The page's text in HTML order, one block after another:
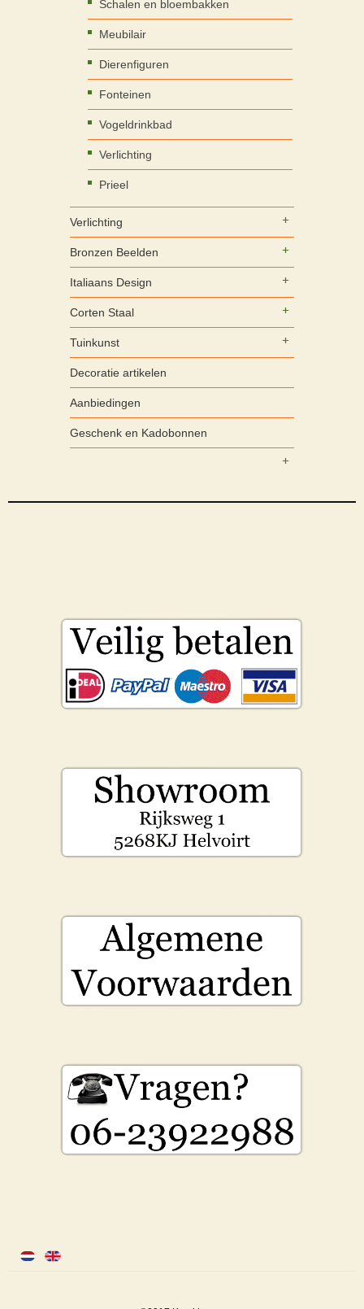
Schalen en bloembakken
Meubilair
Dierenfiguren
Fonteinen
Vogeldrinkbad
Verlichting
Prieel
Verlichting
Bronzen Beelden
Italiaans Design
Corten Staal
Tuinkunst
Decoratie artikelen
Aanbiedingen
Geschenk en Kadobonnen